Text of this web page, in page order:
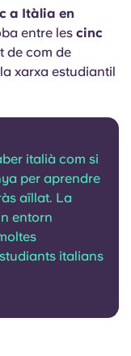
a Itàlia en
entre les cinc
de com de
xarxa estudiantil
italià com si
per aprendre
aïllat. La
entorn
italians